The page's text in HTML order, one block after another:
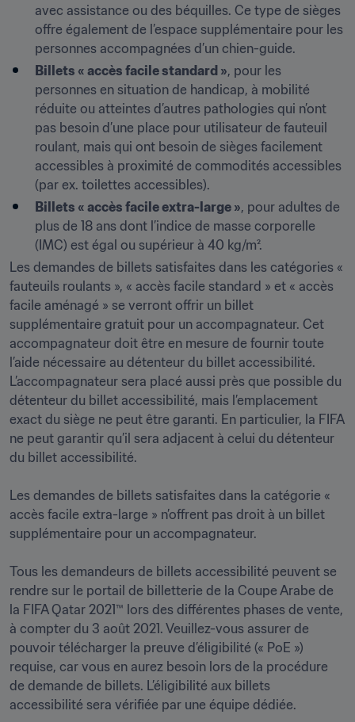
avec assistance ou des béquilles. Ce type de sièges
offre également de l’espace supplémentaire pour les
personnes accompagnées d’un chien-guide.
Billets « accès facile standard », pour les
personnes en situation de handicap, à mobilité
réduite ou atteintes d’autres pathologies qui n’ont
pas besoin d’une place pour utilisateur de fauteuil
roulant, mais qui ont besoin de sièges facilement
accessibles à proximité de commodités accessibles
(par ex. toilettes accessibles).
Billets « accès facile extra-large », pour adultes de
plus de 18 ans dont l’indice de masse corporelle
(IMC) est égal ou supérieur à 40 kg/m².
Les demandes de billets satisfaites dans les catégories «
fauteuils roulants », « accès facile standard » et « accès
facile aménagé » se verront offrir un billet
supplémentaire gratuit pour un accompagnateur. Cet
accompagnateur doit être en mesure de fournir toute
l’aide nécessaire au détenteur du billet accessibilité.
L’accompagnateur sera placé aussi près que possible du
détenteur du billet accessibilité, mais l’emplacement
exact du siège ne peut être garanti. En particulier, la FIFA
ne peut garantir qu’il sera adjacent à celui du détenteur
du billet accessibilité.
Les demandes de billets satisfaites dans la catégorie «
accès facile extra-large » n’offrent pas droit à un billet
supplémentaire pour un accompagnateur.
Tous les demandeurs de billets accessibilité peuvent se
rendre sur le portail de billetterie de la Coupe Arabe de
la FIFA Qatar 2021™ lors des différentes phases de vente,
à compter du 3 août 2021. Veuillez-vous assurer de
pouvoir télécharger la preuve d’éligibilité (« PoE »)
requise, car vous en aurez besoin lors de la procédure
de demande de billets. L’éligibilité aux billets
accessibilité sera vérifiée par une équipe dédiée.